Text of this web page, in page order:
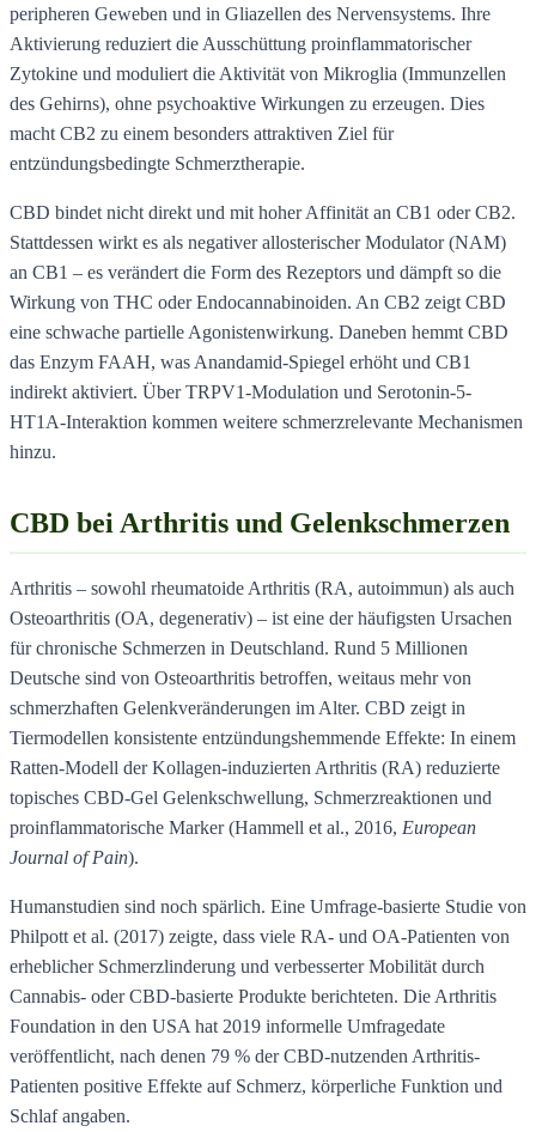
peripheren Geweben und in Gliazellen des Nervensystems. Ihre
Aktivierung reduziert die Ausschüttung proinflammatorischer
Zytokine und moduliert die Aktivität von Mikroglia (Immunzellen
des Gehirns), ohne psychoaktive Wirkungen zu erzeugen. Dies
macht CB2 zu einem besonders attraktiven Ziel für
entzündungsbedingte Schmerztherapie.
CBD bindet nicht direkt und mit hoher Affinität an CB1 oder CB2.
Stattdessen wirkt es als negativer allosterischer Modulator (NAM)
an CB1 – es verändert die Form des Rezeptors und dämpft so die
Wirkung von THC oder Endocannabinoiden. An CB2 zeigt CBD
eine schwache partielle Agonistenwirkung. Daneben hemmt CBD
das Enzym FAAH, was Anandamid-Spiegel erhöht und CB1
indirekt aktiviert. Über TRPV1-Modulation und Serotonin-5-
HT1A-Interaktion kommen weitere schmerzrelevante Mechanismen
hinzu.
CBD bei Arthritis und Gelenkschmerzen
Arthritis – sowohl rheumatoide Arthritis (RA, autoimmun) als auch
Osteoarthritis (OA, degenerativ) – ist eine der häufigsten Ursachen
für chronische Schmerzen in Deutschland. Rund 5 Millionen
Deutsche sind von Osteoarthritis betroffen, weitaus mehr von
schmerzhaften Gelenkveränderungen im Alter. CBD zeigt in
Tiermodellen konsistente entzündungshemmende Effekte: In einem
Ratten-Modell der Kollagen-induzierten Arthritis (RA) reduzierte
topisches CBD-Gel Gelenkschwellung, Schmerzreaktionen und
proinflammatorische Marker (Hammell et al., 2016, European
Journal of Pain).
Humanstudien sind noch spärlich. Eine Umfrage-basierte Studie von
Philpott et al. (2017) zeigte, dass viele RA- und OA-Patienten von
erheblicher Schmerzlinderung und verbesserter Mobilität durch
Cannabis- oder CBD-basierte Produkte berichteten. Die Arthritis
Foundation in den USA hat 2019 informelle Umfragedate
veröffentlicht, nach denen 79 % der CBD-nutzenden Arthritis-
Patienten positive Effekte auf Schmerz, körperliche Funktion und
Schlaf angaben.